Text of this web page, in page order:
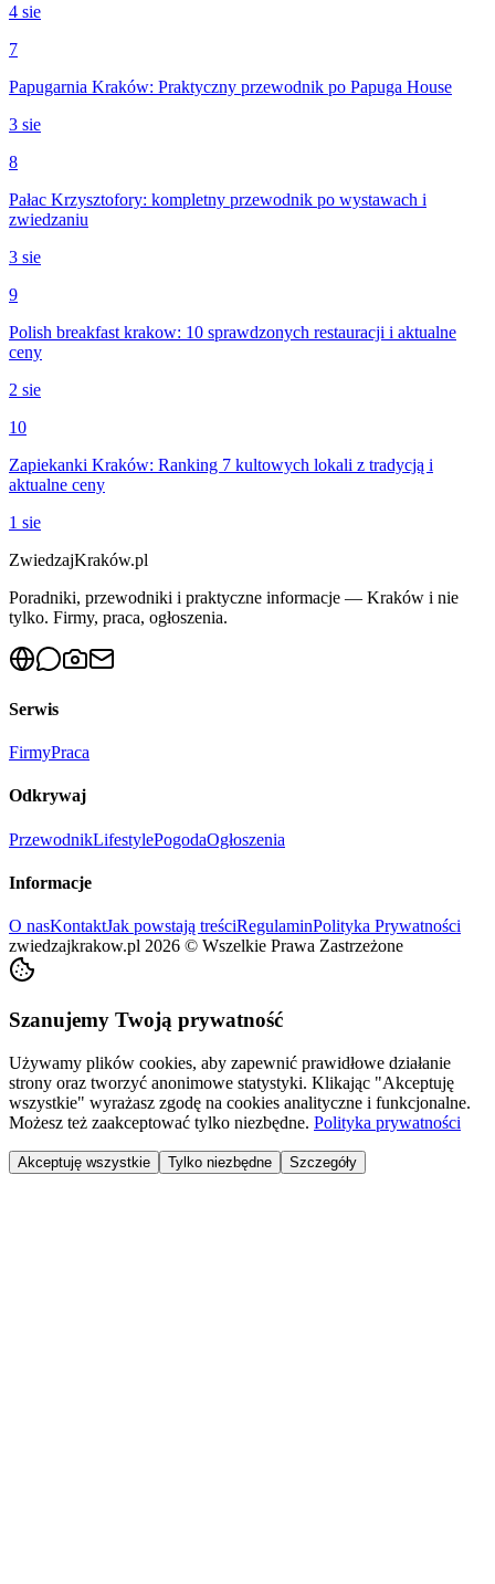
4 sie
7
Papugarnia Kraków: Praktyczny przewodnik po Papuga House
3 sie
8
Pałac Krzysztofory: kompletny przewodnik po wystawach i
zwiedzaniu
3 sie
9
Polish breakfast krakow: 10 sprawdzonych restauracji i aktualne
ceny
2 sie
10
Zapiekanki Kraków: Ranking 7 kultowych lokali z tradycją i
aktualne ceny
1 sie
ZwiedzajKraków.pl
Poradniki, przewodniki i praktyczne informacje — Kraków i nie
tylko. Firmy, praca, ogłoszenia.
Serwis
FirmyPraca
Odkrywaj
PrzewodnikLifestylePogodaOgłoszenia
Informacje
O nasKontaktJak powstają treściRegulaminPolityka Prywatności
zwiedzajkrakow.pl 2026 © Wszelkie Prawa Zastrzeżone
Szanujemy Twoją prywatność
Używamy plików cookies, aby zapewnić prawidłowe działanie
strony oraz tworzyć anonimowe statystyki. Klikając "Akceptuję
wszystkie" wyrażasz zgodę na cookies analityczne i funkcjonalne.
Możesz też zaakceptować tylko niezbędne. Polityka prywatności
Akceptuję wszystkie Tylko niezbędne Szczegóły